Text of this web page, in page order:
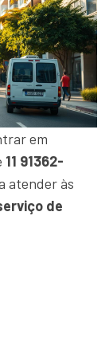
em
11 91362-
atender às
de